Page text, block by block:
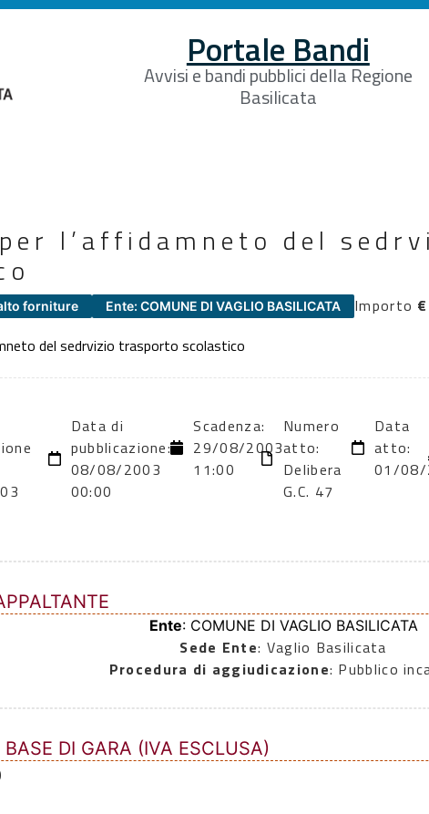
Portale Bandi
Avvisi e bandi pubblici della Regione
Basilicata
l’affidamneto del
forniture Ente: COMUNE DI VAGLIO BASILICATA Importo
del sedrvizio trasporto scolastico
Data di
pubblicazione:
08/08/2003
00:00
Scadenza:
29/08/2003
11:00
Numero
atto:
Delibera
G.C. 47
Data
atto:
01/08/
Ente: COMUNE DI VAGLIO BASILICATA
Sede Ente: Vaglio Basilicata
Procedura di aggiudicazione: Pubblico
DI GARA (IVA ESCLUSA)